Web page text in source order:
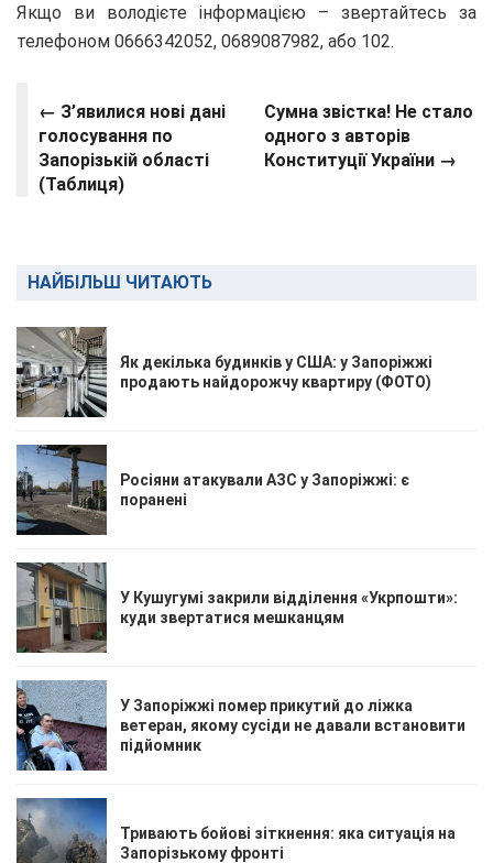
Якщо ви володієте інформацією – звертайтесь за
телефоном 0666342052, 0689087982, або 102.
← З’явилися нові дані
голосування по
Запорізькій області
(Таблиця)
Сумна звістка! Не стало
одного з авторів
Конституції України →
НАЙБІЛЬШ ЧИТАЮТЬ
Як декілька будинків у США: у Запоріжжі
продають найдорожчу квартиру (ФОТО)
Росіяни атакували АЗС у Запоріжжі: є
поранені
У Кушугумі закрили відділення «Укрпошти»:
куди звертатися мешканцям
У Запоріжжі помер прикутий до ліжка
ветеран, якому сусіди не давали встановити
підйомник
Тривають бойові зіткнення: яка ситуація на
Запорізькому фронті